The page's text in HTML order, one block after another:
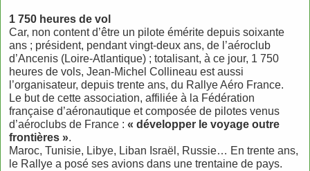
1 750 heures de vol
Car, non content d’être un pilote émérite depuis soixante
ans ; président, pendant vingt-deux ans, de l’aéroclub
d’Ancenis (Loire-Atlantique) ; totalisant, à ce jour, 1 750
heures de vols, Jean-Michel Collineau est aussi
l’organisateur, depuis trente ans, du Rallye Aéro France.
Le but de cette association, affiliée à la Fédération
française d’aéronautique et composée de pilotes venus
d’aéroclubs de France : « développer le voyage outre
frontières ».
Maroc, Tunisie, Libye, Liban Israël, Russie… En trente ans,
le Rallye a posé ses avions dans une trentaine de pays.